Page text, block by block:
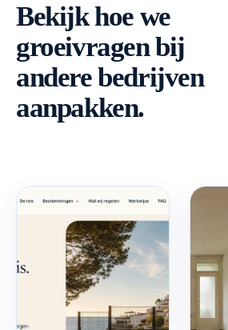
Bekijk hoe we
groeivragen bij
andere bedrijven
aanpakken.